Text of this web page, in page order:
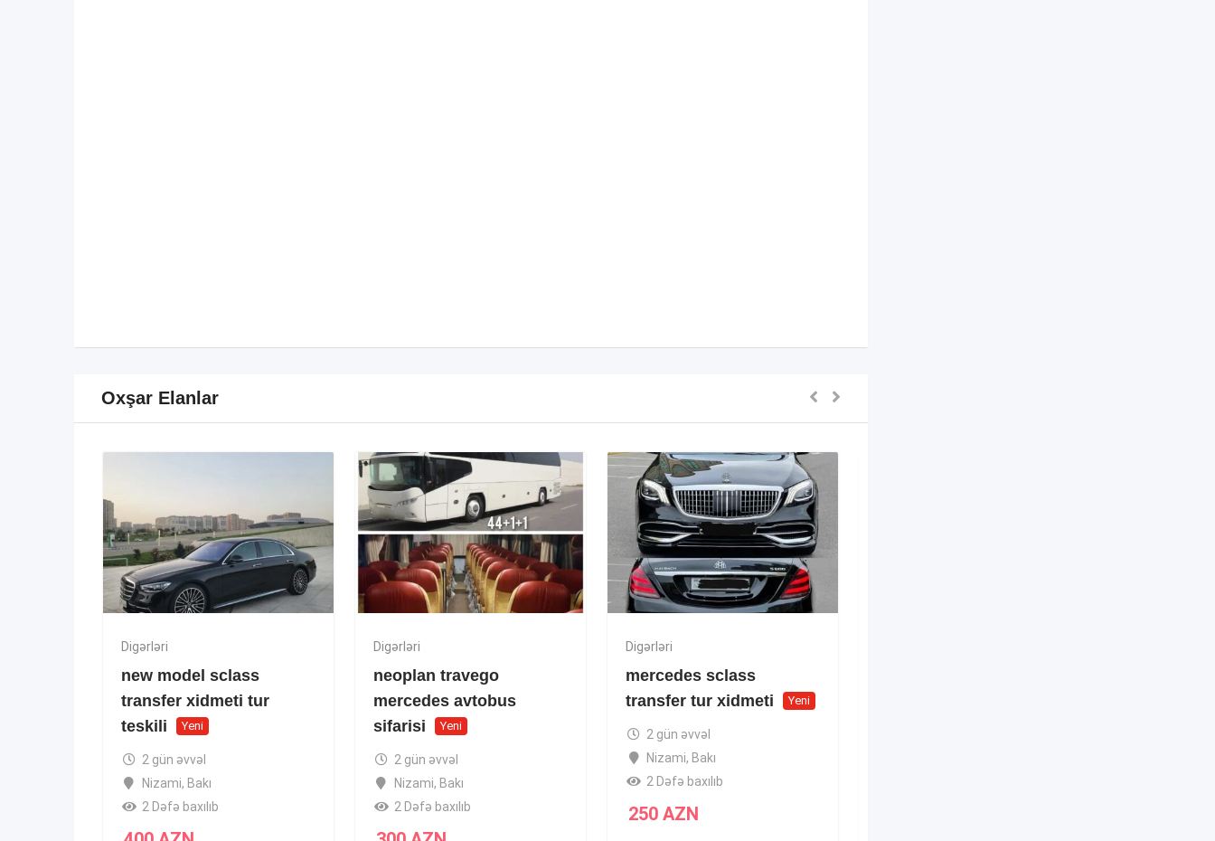
Oxşar Elanlar
Digərləri
new model sclass
transfer xidmeti tur
teskili
Yeni
2 gün əvvəl
Nizami, Bakı
2 Dəfə baxılıb
Digərləri
neoplan travego
mercedes avtobus
sifarisi
Yeni
2 gün əvvəl
Nizami, Bakı
2 Dəfə baxılıb
Digərləri
mercedes sclass
transfer tur xidmeti
Yeni
2 gün əvvəl
Nizami, Bakı
2 Dəfə baxılıb
250AZN